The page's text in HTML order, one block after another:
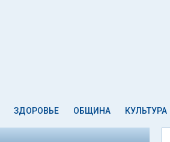
ЗДОРОВЬЕ ОБЩИНА КУЛЬТУРА